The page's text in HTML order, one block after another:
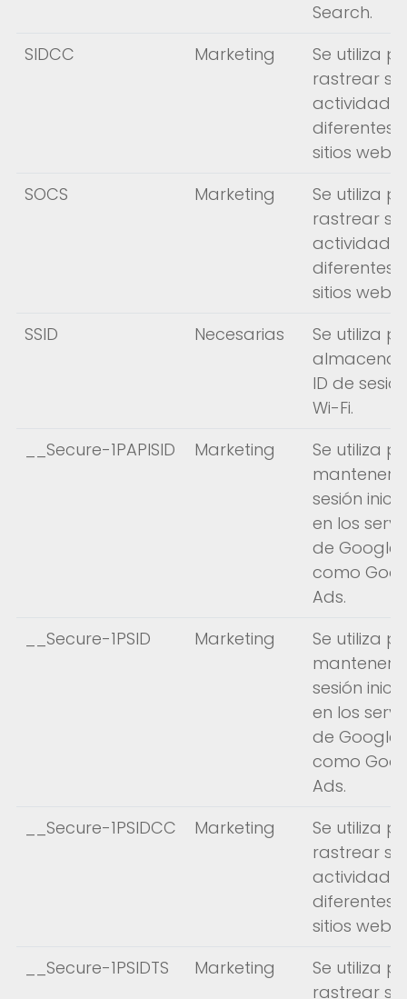
Search.
SIDCC
Marketing
Se utiliza
rastrear su
actividad
diferentes
sitios web.
SOCS
Marketing
Se utiliza
rastrear su
actividad
diferentes
sitios web.
SSID
Necesarias
Se utiliza
almacenar
ID de
Wi-Fi.
__Secure-1PAPISID
Marketing
Se utiliza
mantener
sesión
en los
de Google,
como
Ads.
__Secure-1PSID
Marketing
Se utiliza
mantener
sesión
en los
de Google,
como
Ads.
__Secure-1PSIDCC
Marketing
Se utiliza
rastrear su
actividad
diferentes
sitios web.
__Secure-1PSIDTS
Marketing
Se utiliza
rastrear su